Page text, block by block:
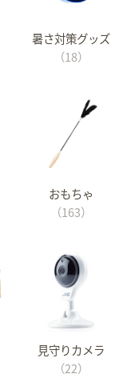
暑さ対策グッズ
（18）
おもちゃ
（163）
見守りカメラ
（22）